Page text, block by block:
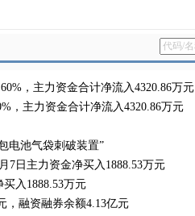
，主力资金合计净流入4320.86万元
，主力资金合计净流入4320.86万元
电池气袋刺破装置”
7日主力资金净买入1888.53万元
入1888.53万元
，融资融券余额4.13亿元